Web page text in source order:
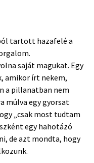
tartott hazafelé a
saját magukat. Egy
amikor írt nekem,
a pillanatban nem
múlva egy gyorsat
„csak most tudtam
egy hahotázó
de azt mondta, hogy